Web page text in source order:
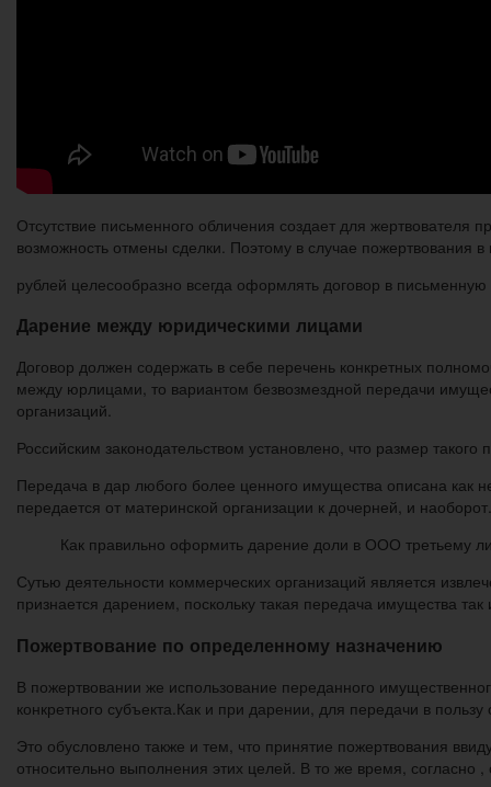
Отсутствие письменного обличения создает для жертвователя
возможность отмены сделки. Поэтому в случае пожертвования
рублей целесообразно всегда оформлять договор в
Дарение между юридическими лицами
Договор должен содержать в себе перечень конкретных
между юрлицами, то вариантом безвозмездной передачи
организаций.
Российским законодательством установлено, что размер
Передача в дар любого более ценного имущества описана как
передается от материнской организации к дочерней, и наоборот.
Как правильно оформить дарение доли в ООО третьему
Сутью деятельности коммерческих организаций является
признается дарением, поскольку такая передача имущества
Пожертвование по определенному назначению
В пожертвовании же использование переданного
конкретного субъекта.Как и при дарении, для передачи в
Это обусловлено также и тем, что принятие пожертвования
относительно выполнения этих целей. В то же время,